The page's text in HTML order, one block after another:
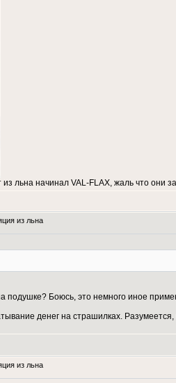
льна начинал VAL-FLAX, жаль что они
из льна
подушке? Боюсь, это немного иное
денег на страшилках.
из льна